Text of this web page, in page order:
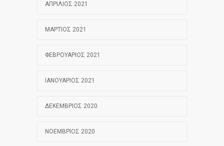
ΑΠΡΊΛΙΟΣ 2021
ΜΆΡΤΙΟΣ 2021
ΦΕΒΡΟΥΆΡΙΟΣ 2021
ΙΑΝΟΥΆΡΙΟΣ 2021
ΔΕΚΈΜΒΡΙΟΣ 2020
ΝΟΈΜΒΡΙΟΣ 2020